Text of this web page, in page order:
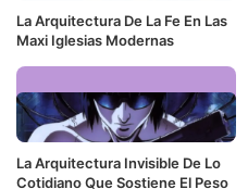
La Arquitectura De La Fe En Las
Maxi Iglesias Modernas
La Arquitectura Invisible De Lo
Cotidiano Que Sostiene El Peso